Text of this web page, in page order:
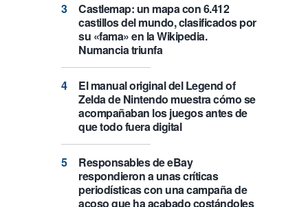
Castlemap: un mapa con 6.412
castillos del mundo, clasificados por
su «fama» en la Wikipedia.
Numancia triunfa
El manual original del Legend of
Zelda de Nintendo muestra cómo se
acompañaban los juegos antes de
que todo fuera digital
Responsables de eBay
respondieron a unas críticas
periodísticas con una campaña de
acoso que ha acabado costándoles